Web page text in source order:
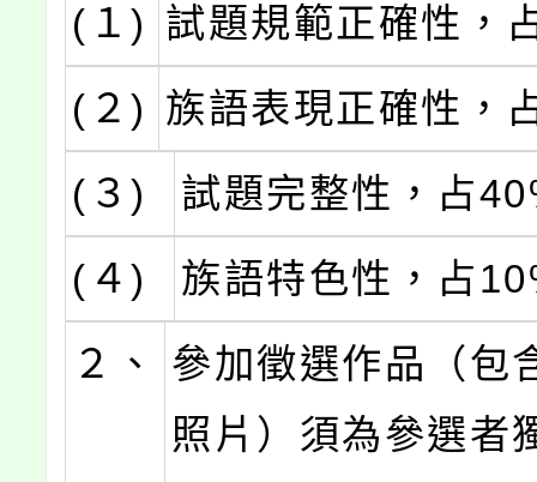
(１) 試題規範正確性，
(２) 族語表現正確性，
(３)
試題完整性，占
(４)
族語特色性，占
２、
參加徵選作品（包
照片）須為參選者